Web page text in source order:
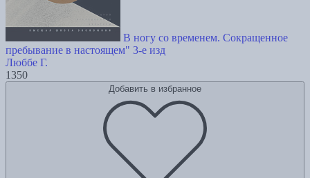
В ногу со временем. Сокращенное
пребывание в настоящем" 3-е изд
Люббе Г.
1350
Добавить в избранное